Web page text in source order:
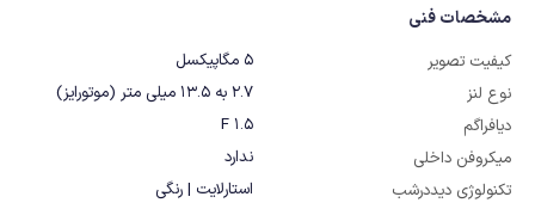
مشخصات فنی
کیفیت تصویر
5 مگاپیکسل
نوع لنز
2.7 به 13.5 میلی متر (موتورایز)
دیافراگم
F 1.5
میکروفن داخلی
ندارد
تکنولوژی دیددرشب
استارلایت | رنگی